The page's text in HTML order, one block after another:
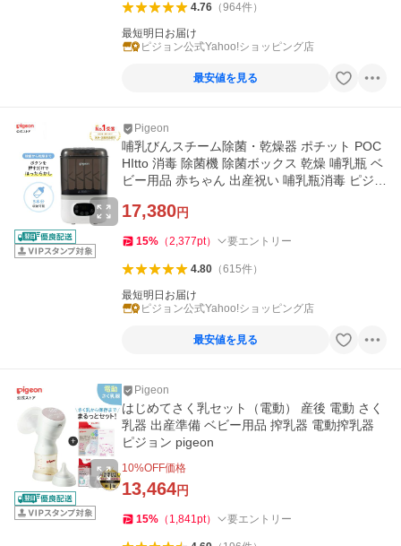
4.76（964件）
最短明日お届け
ピジョン公式Yahoo!ショッピング店
最安値を見る
Pigeon
哺乳びんスチーム除菌・乾燥器 ポチット POC
HItto 消毒 除菌機 除菌ボックス 乾燥 哺乳瓶 ベ
ビー用品 赤ちゃん 出産祝い 哺乳瓶消毒 ピジョ
17,380円
15% （2,377pt） 要エントリー
4.80（615件）
最短明日お届け
ピジョン公式Yahoo!ショッピング店
最安値を見る
Pigeon
はじめてさく乳セット（電動） 産後 電動 さく
乳器 出産準備 ベビー用品 搾乳器 電動搾乳器
ピジョン pigeon
10%OFF価格
13,464円
15% （ 1,841pt） 要エントリー